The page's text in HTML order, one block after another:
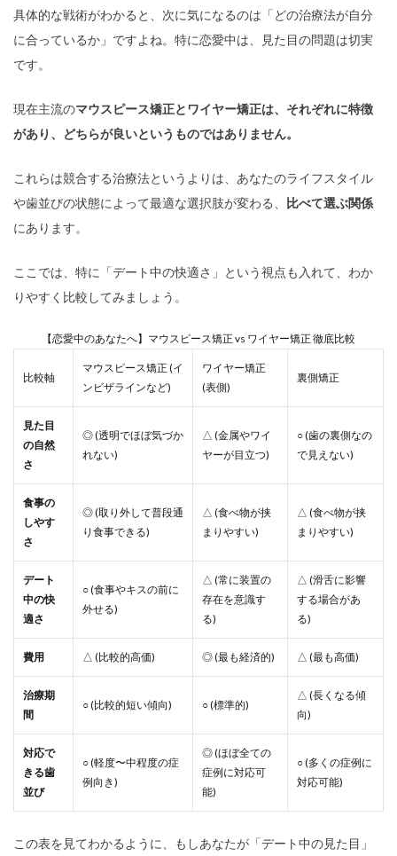
具体的な戦術がわかると、次に気になるのは「どの治療法が自分
に合っているか」ですよね。特に恋愛中は、見た目の問題は切実
です。
現在主流のマウスピース矯正とワイヤー矯正は、それぞれに特徴
があり、どちらが良いというものではありません。
これらは競合する治療法というよりは、あなたのライフスタイル
や歯並びの状態によって最適な選択肢が変わる、
比べて選ぶ関係
にあります。
ここでは、特に「デート中の快適さ」という視点も入れて、わか
りやすく比較してみましょう。
【恋愛中のあなたへ】マウスピース矯正 vs ワイヤー矯正 徹底比較
比較軸
マウスピース矯正 (イ
ンビザラインなど)
ワイヤー矯正
(表側)
裏側矯正
見た目
の自然
さ
◎ (透明でほぼ気づか
れない)
△ (金属やワイ
ヤーが目立つ)
○ (歯の裏側なの
で見えない)
食事の
しやす
さ
◎ (取り外して普段通
り食事できる)
△ (食べ物が挟
まりやすい)
△ (食べ物が挟
まりやすい)
デート
中の快
適さ
○ (食事やキスの前に
外せる)
△ (常に装置の
存在を意識す
る)
△ (滑舌に影響
する場合があ
る)
費用 △ (比較的高価) ◎ (最も経済的) △ (最も高価)
治療期
間
○ (比較的短い傾向) ○ (標準的)
△ (長くなる傾
向)
対応で
きる歯
並び
○ (軽度〜中程度の症
例向き)
◎ (ほぼ全ての
症例に対応可
能)
○ (多くの症例に
対応可能)
この表を見てわかるように、もしあなたが「デート中の見た目」